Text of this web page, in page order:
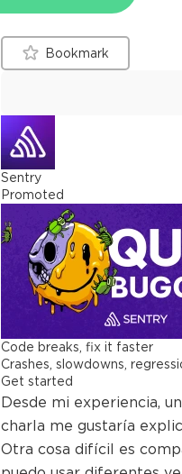
Bookmark
Sentry
Promoted
Code breaks, fix it faster
Crashes, slowdowns,
Get started
Desde mi experiencia,
charla me gustaría
Otra cosa difícil es